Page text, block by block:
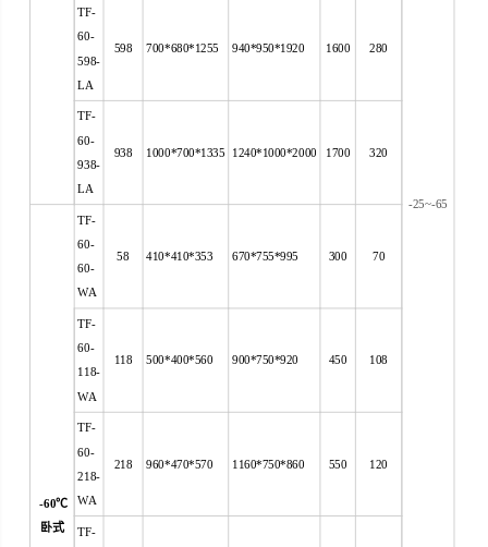
-25~-65
TF-
60-
598-
LA
598 700*680*1255 940*950*1920 1600 280
TF-
60-
938-
LA
938 1000*700*1335 1240*1000*2000 1700 320
-60℃
卧式
TF-
60-
60-
WA
58 410*410*353 670*755*995 300 70
TF-
60-
118-
WA
118 500*400*560 900*750*920 450 108
TF-
60-
218-
WA
218 960*470*570 1160*750*860 550 120
TF-